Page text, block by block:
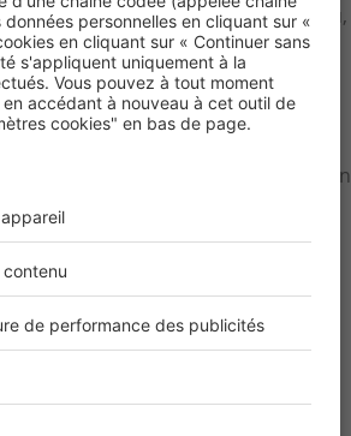
des loyers en premier lieu,
bien plus complète. En
qui vous permet de faire face à
bien en location sans crainte.
risques, à commencer par les
que vous mettez en location peut en
avec le locataire, les procédures
qu’
les problèmes financiers du
impayésqui va vous couvrir au
les garanties dont vous devez